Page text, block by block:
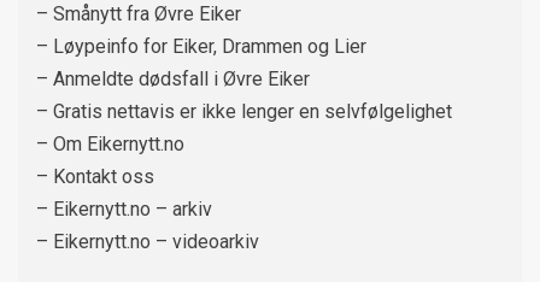
– Smånytt fra Øvre Eiker
– Løypeinfo for Eiker, Drammen og Lier
– Anmeldte dødsfall i Øvre Eiker
– Gratis nettavis er ikke lenger en selvfølgelighet
– Om Eikernytt.no
– Kontakt oss
– Eikernytt.no – arkiv
– Eikernytt.no – videoarkiv